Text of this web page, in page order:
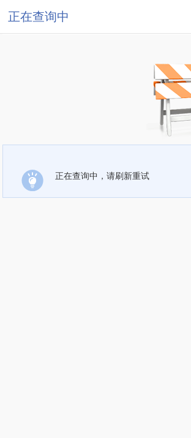
正在查询中
正在查询中，请刷新重试